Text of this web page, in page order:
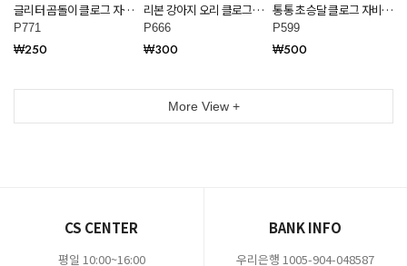
글리터 곰돌이 클로그 자비
츠 만들기 P771
P771
₩250
리본 강아지 오리 클로그
자비츠 만들기 P666
P666
₩300
통통 초승달 클로그 자비츠
만들기 P599
P599
₩500
More View +
CS CENTER
평일 10:00~16:00
BANK INFO
우리은행 1005-904-048587